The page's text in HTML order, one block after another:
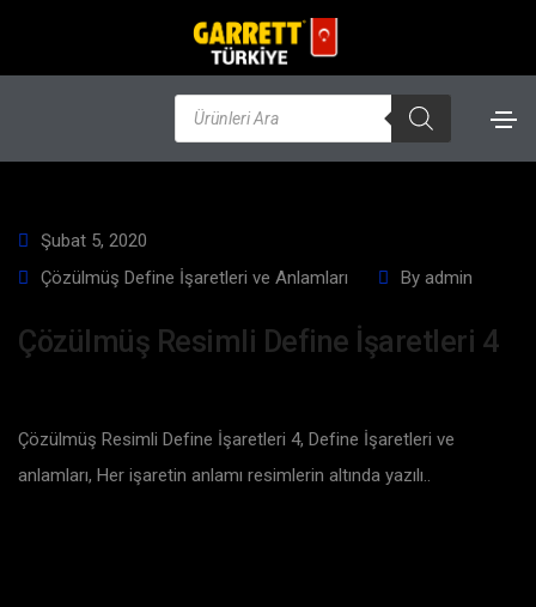
Şubat 5, 2020
Çözülmüş Define İşaretleri ve Anlamları
By admin
Çözülmüş Resimli Define İşaretleri 4
Çözülmüş Resimli Define İşaretleri 4, Define İşaretleri ve
anlamları, Her işaretin anlamı resimlerin altında yazılı..